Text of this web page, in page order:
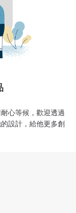
心等候，歡迎透過
設計，給他更多創